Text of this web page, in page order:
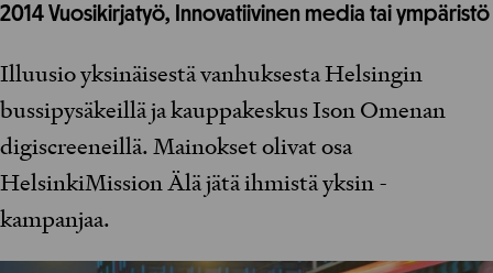
2014Vuosikirjatyö, Innovatiivinen media tai ympäristö
Illuusio yksinäisestä vanhuksesta Helsingin
bussipysäkeillä ja kauppakeskus Ison Omenan
digiscreeneillä. Mainokset olivat osa
HelsinkiMission Älä jätä ihmistä yksin -
kampanjaa.